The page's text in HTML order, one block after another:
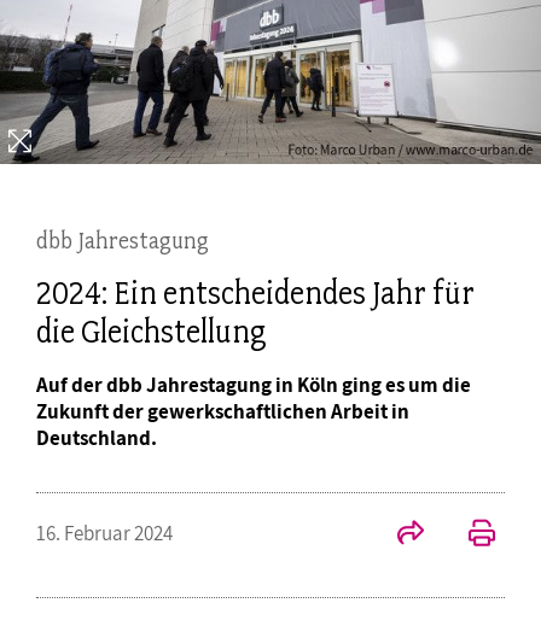
dbb Jahrestagung
2024: Ein entscheidendes Jahr für
die Gleichstellung
Auf der dbb Jahrestagung in Köln ging es um die
Zukunft der gewerkschaftlichen Arbeit in
Deutschland.
16. Februar 2024